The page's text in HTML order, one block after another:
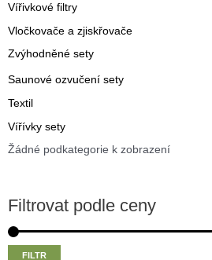
Vířivkové filtry
Vločkovače a zjiskřovače
Zvýhodněné sety
Saunové ozvučení sety
Textil
Vířívky sety
Žádné podkategorie k zobrazení
Filtrovat podle ceny
FILTR